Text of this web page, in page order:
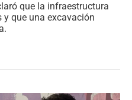
que la infraestructura
que una excavación